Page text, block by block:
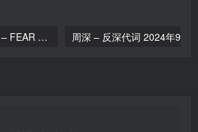
Eason Chan 陈奕迅 – FEAR and DREAMS 2025 [24Bit/96kHz] [Hi-Res Flac 2.36GB]